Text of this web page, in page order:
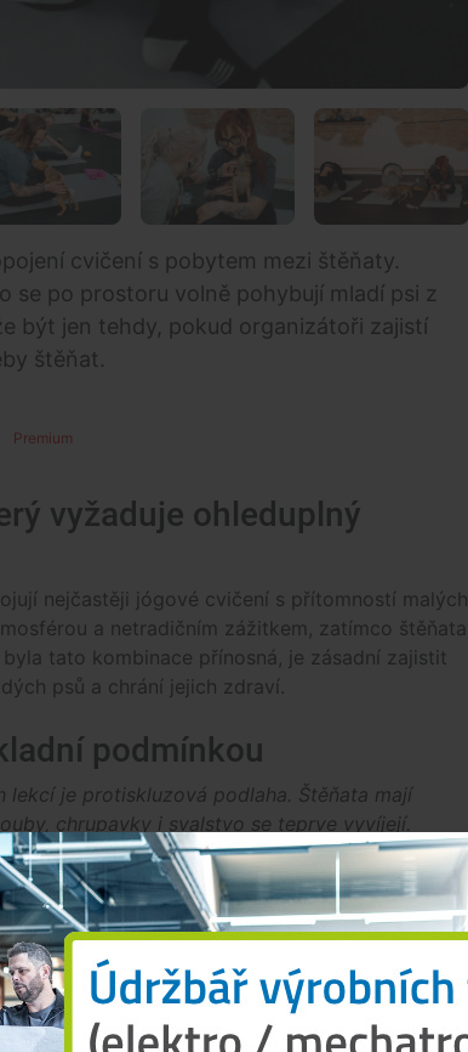
cvičení s pobytem mezi štěňaty.
se po prostoru volně pohybují mladí psi z
být jen tehdy, pokud organizátoři zajistí
štěňat.
Premium
vyžaduje ohleduplný
nejčastěji jógové cvičení s přítomností malých
a netradičním zážitkem, zatímco štěňata
tato kombinace přínosná, je zásadní zajistit
psů a chrání jejich zdraví.
podmínkou
lekcí je protiskluzová podlaha. Štěňata mají
chrupavky i svalstvo se teprve vyvíjejí.
podklouznutím a drobným mikrotraumatům
zajišťuje bezpečný pohyb a snižuje riziko
potíží“, vysvětlujeKateřina Líkařová, která se
s nejistým pohybem, občasným kulháním či
psů.„Prostor by měl být zároveň členěný
nebo klidové zóny, kde mohou vnímat pocit